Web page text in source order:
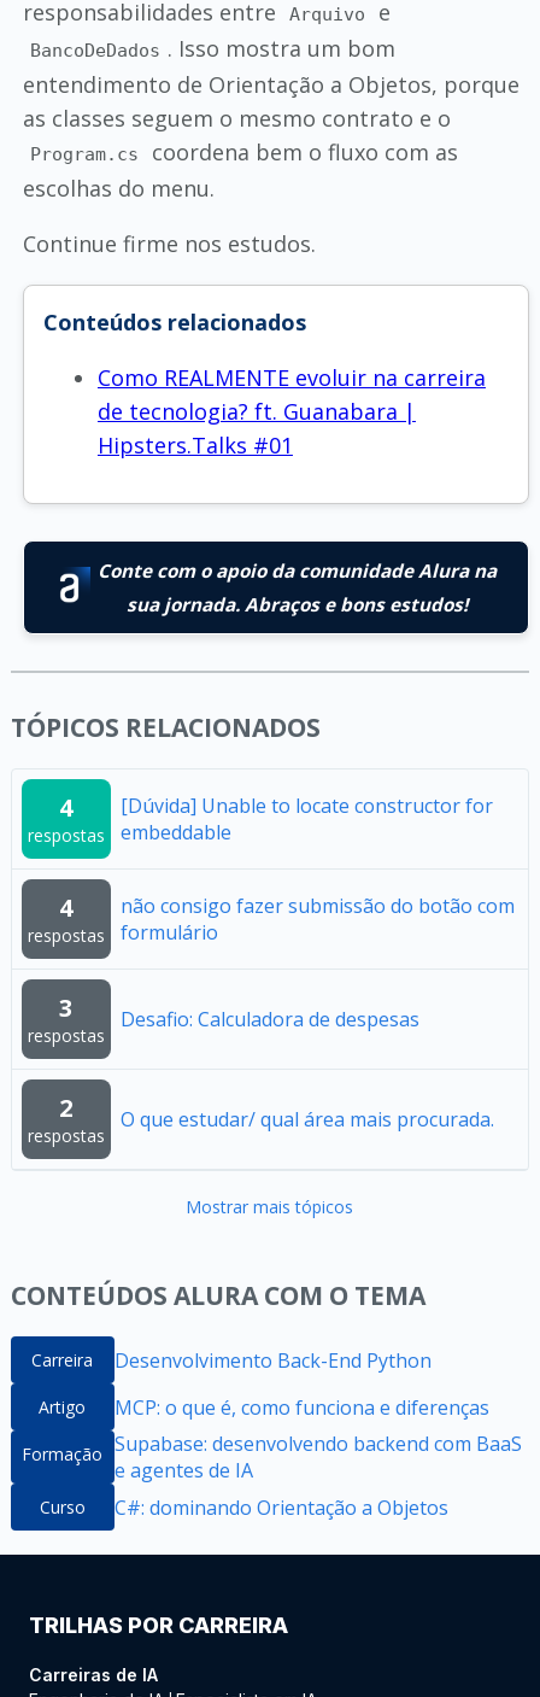
responsabilidades entre
Arquivo e
BancoDeDados . Isso mostra um bom
entendimento de Orientação a Objetos, porque
as classes seguem o mesmo contrato e o
Program.cs
coordena bem o fluxo com as
escolhas do menu.
Continue firme nos estudos.
Conteúdos relacionados
Como REALMENTE evoluir na carreira
de tecnologia? ft. Guanabara |
Hipsters.Talks #01
Conte com o apoio da comunidade Alura na
sua jornada. Abraços e bons estudos!
TÓPICOS RELACIONADOS
4
respostas
[Dúvida] Unable to locate constructor for
embeddable
4
respostas
não consigo fazer submissão do botão com
formulário
3
respostas
Desafio: Calculadora de despesas
2
respostas
O que estudar/ qual área mais procurada.
Mostrar mais tópicos
CONTEÚDOS ALURA COM O TEMA
Carreira Desenvolvimento Back-End Python
Artigo MCP: o que é, como funciona e diferenças
Formação Supabase: desenvolvendo backend com BaaS
e agentes de IA
Curso C#: dominando Orientação a Objetos
TRILHAS POR CARREIRA
Carreiras de IA